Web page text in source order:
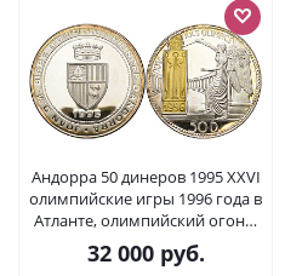
Андорра 50 динеров 1995 XXVI
олимпийские игры 1996 года в
Атланте, олимпийский огонь,
позолота, тираж 5000
экземпляров KM 115 серебро
32 000руб.